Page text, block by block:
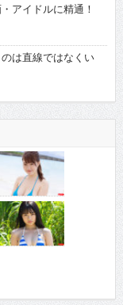
アイドルに精通！
は直線ではなくい